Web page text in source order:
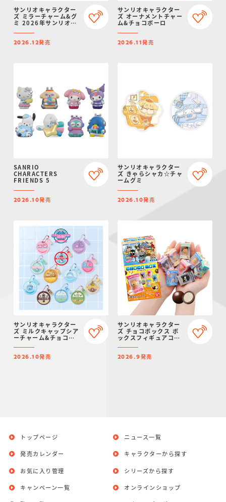
サンリオキャラクター
ズ ミラーチャーム&グ
ミ 2026年サンリオキ
2026.12発売
サンリオキャラクター
ズ オーナメントチャー
ム&チョコボーロ
2026.11発売
SANRIO
CHARACTERS
FRIENDS 5
2026.10発売
サンリオキャラクター
ズ きゃらシャカ☆チャ
ームグミ
2026.10発売
サンリオキャラクター
ズ ミルクキャップシア
ーチャーム&チョコボ
2026.10発売
サンリオキャラクター
ズ チョコボックス ボ
ックスフィギュアコレ
2026.9発売
トップページ
発売カレンダー
お気に入り管理
ニュース一覧
キャラクターから探す
シリーズから探す
キャンペーン一覧 オンラインショップ